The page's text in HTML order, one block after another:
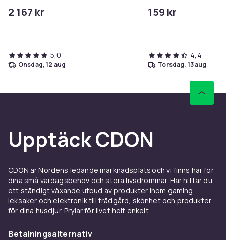
2 167 kr
5,0
onsdag, 12 aug
159 kr
4,4
torsdag, 13 aug
Upptäck CDON
CDON är Nordens ledande marknadsplats och vi finns här för
dina små vardagsbehov och stora livsdrömmar. Här hittar du
ett ständigt växande utbud av produkter inom gaming,
leksaker och elektronik till trädgård, skönhet och produkter
för dina husdjur. Prylar för livet helt enkelt.
Betalningsalternativ